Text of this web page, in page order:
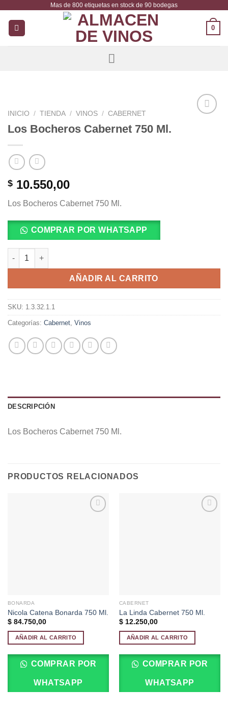
contenido
Mas de 800 etiquetas en stock de 90 bodegas
0
INICIO / TIENDA / VINOS / CABERNET
Los Bocheros Cabernet 750 Ml.
$ 10.550,00
Los Bocheros Cabernet 750 Ml.
COMPRAR POR WHATSAPP
Los Bocheros Cabernet 750 Ml. cantidad
AÑADIR AL CARRITO
SKU: 1.3.32.1.1
Categorías: Cabernet Vinos
DESCRIPCIÓN
Los Bocheros Cabernet 750 Ml.
PRODUCTOS RELACIONADOS
BONARDA
Nicola Catena Bonarda 750 Ml.
$84.750,00
AÑADIR AL CARRITO
COMPRAR POR
WHATSAPP
CABERNET
La Linda Cabernet 750 Ml.
$12.250,00
AÑADIR AL CARRITO
COMPRAR POR
WHATSAPP